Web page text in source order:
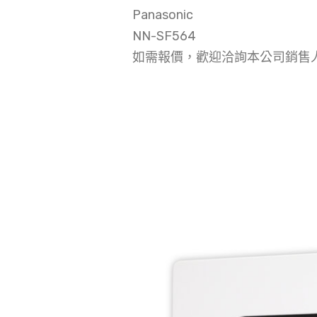
Panasonic
NN-SF564
如需報價，歡迎洽詢本公司銷售